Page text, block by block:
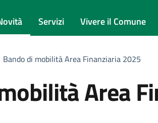
Servizi Vivere il Comune
Bando di mobilità Area Finanziaria 2025
Area